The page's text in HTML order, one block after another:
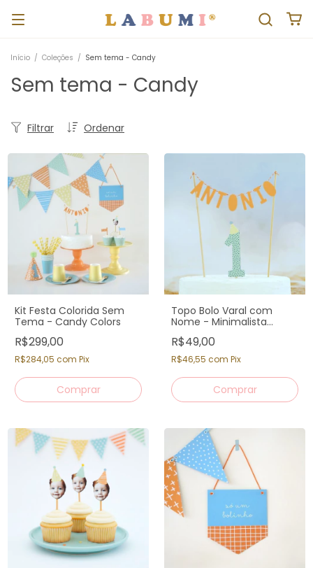
Início / Coleções / Sem tema - Candy
Sem tema - Candy
Ordenar
Filtrar
Kit Festa Colorida Sem
Tema - Candy Colors
R$299,00
R$284,05 com Pix
Topo Bolo Varal com
Nome - Minimalista
Candy Colors
R$49,00
R$46,55 com Pix